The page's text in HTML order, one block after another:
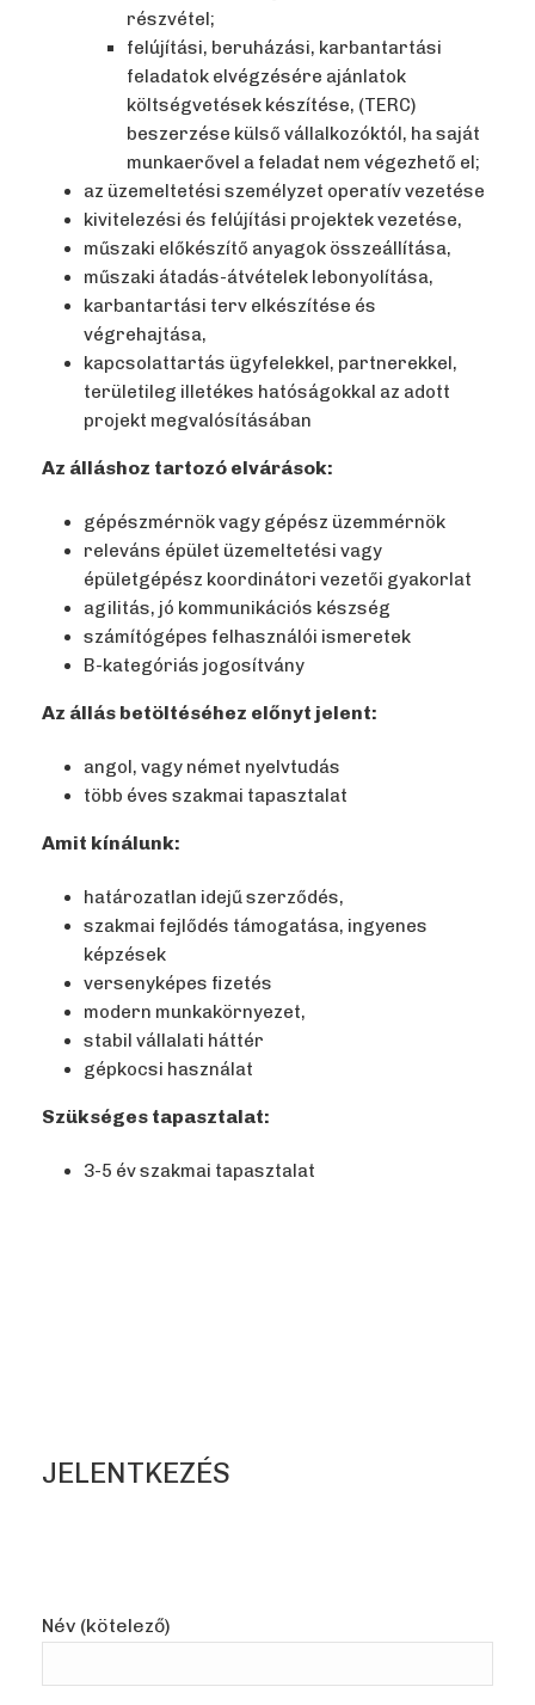
részvétel;
felújítási, beruházási, karbantartási
feladatok elvégzésére ajánlatok
költségvetések készítése, (TERC)
beszerzése külső vállalkozóktól, ha saját
munkaerővel a feladat nem végezhető el;
az üzemeltetési személyzet operatív vezetése
kivitelezési és felújítási projektek vezetése,
műszaki előkészítő anyagok összeállítása,
műszaki átadás-átvételek lebonyolítása,
karbantartási terv elkészítése és
végrehajtása,
kapcsolattartás ügyfelekkel, partnerekkel,
területileg illetékes hatóságokkal az adott
projekt megvalósításában
Az álláshoz tartozó elvárások:
gépészmérnök vagy gépész üzemmérnök
releváns épület üzemeltetési vagy
épületgépész koordinátori vezetői gyakorlat
agilitás, jó kommunikációs készség
számítógépes felhasználói ismeretek
B-kategóriás jogosítvány
Az állás betöltéséhez előnyt jelent:
angol, vagy német nyelvtudás
több éves szakmai tapasztalat
Amit kínálunk:
határozatlan idejű szerződés,
szakmai fejlődés támogatása, ingyenes
képzések
versenyképes fizetés
modern munkakörnyezet,
stabil vállalati háttér
gépkocsi használat
Szükséges tapasztalat:
3-5 év szakmai tapasztalat
JELENTKEZÉS
Név (kötelező)